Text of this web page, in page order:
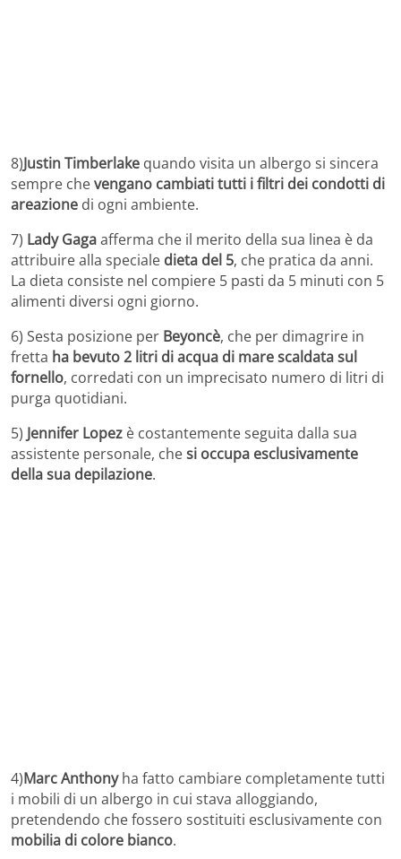
8)Justin Timberlake quando visita un albergo si sincera
sempre chevengano cambiati tutti i filtri dei condotti di
areazione di ogni ambiente.
7) Lady Gagaafferma che il merito della sua linea è da
attribuire alla speciale dieta del 5, che pratica da anni.
La dieta consiste nel compiere 5 pasti da 5 minuti con 5
alimenti diversi ogni giorno.
6) Sesta posizione per Beyoncè, che per dimagrire in
fretta ha bevuto 2 litri di acqua di mare scaldata sul
fornello, corredati con un imprecisato numero di litri di
purga quotidiani.
5) Jennifer Lopez è costantemente seguita dalla sua
assistente personale, chesi occupa esclusivamente
della sua depilazione.
4)Marc Anthonyha fatto cambiare completamente tutti
i mobili di un albergo in cui stava alloggiando,
pretendendo che fossero sostituiti esclusivamente con
mobilia di colore bianco.